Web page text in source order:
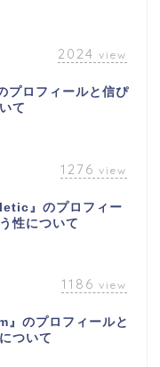
2024 view
プロフィールと信ぴ
て
1276 view
』のプロフィー
性について
1186 view
』のプロフィールと
ついて